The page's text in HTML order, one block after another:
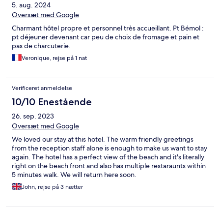
5. aug. 2024
Oversæt med Google
Charmant hôtel propre et personnel très accueillant. Pt Bémol :
pt déjeuner devenant car peu de choix de fromage et pain et
pas de charcuterie.
Veronique, rejse på 1 nat
Verificeret anmeldelse
10/10 Enestående
26. sep. 2023
Oversæt med Google
We loved our stay at this hotel. The warm friendly greetings
from the reception staff alone is enough to make us want to stay
again. The hotel has a perfect view of the beach and it's literally
right on the beach front and also has multiple restaraunts within
5 minutes walk. We will return here soon.
John, rejse på 3 nætter